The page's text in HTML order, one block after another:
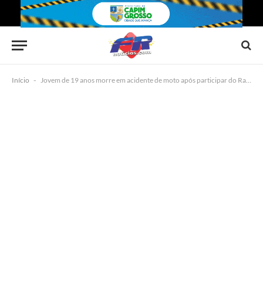
Início - Jovem de 19 anos morre em acidente de moto após participar do Rally dos Brejões